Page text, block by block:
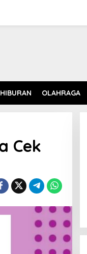
HIBURAN OLAHRAGA
Cek